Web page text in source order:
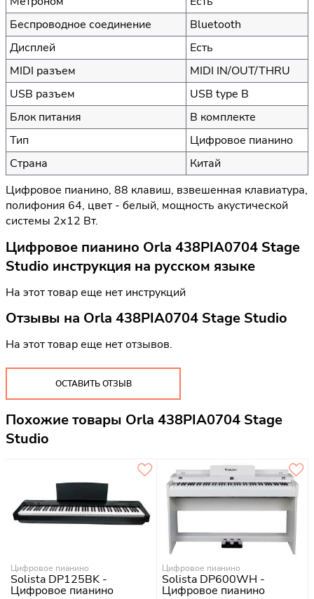
Беспроводное соединение
Bluetooth
Дисплей
Есть
MIDI разъем
MIDI IN/OUT/THRU
USB разъем
USB type B
Блок питания
В комплекте
Тип
Цифровое пианино
Страна
Китай
Цифровое пианино, 88 клавиш, взвешенная клавиатура,
полифония 64, цвет - белый, мощность акустической
системы 2х12 Вт.
Цифровое пианино Orla 438PIA0704 Stage
Studio инструкция на русском языке
На этот товар еще нет инструкций
Отзывы на Orla 438PIA0704 Stage Studio
На этот товар еще нет отзывов.
ОСТАВИТЬ ОТЗЫВ
Похожие товары Orla 438PIA0704 Stage
Studio
Цифровое пианино
Solista DP125BK -
Цифровое пианино
Цифровое пианино
Solista DP600WH -
Цифровое пианино